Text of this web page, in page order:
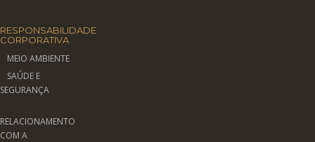
RESPONSABILIDADE
CORPORATIVA
MEIO AMBIENTE
SAÚDE E
SEGURANÇA
RELACIONAMENTO
COM A